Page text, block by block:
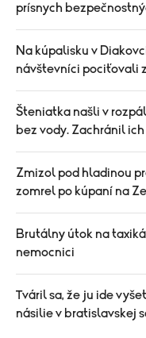
prísnych
Na kúpalisku v
návštevníci pociťovali
Šteniatka našli v
bez vody. Zachránil
Zmizol pod hladinou
zomrel po kúpaní na
Brutálny útok na
nemocnici
Tváril sa, že ju ide
násilie v bratislavskej